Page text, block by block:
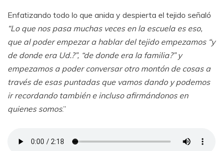
Enfatizando todo lo que anida y despierta el tejido señaló
“Lo que nos pasa muchas veces en la escuela es eso,
que al poder empezar a hablar del tejido empezamos “y
de donde era Ud.?”, “de donde era la familia?” y
empezamos a poder conversar otro montón de cosas a
través de esas puntadas que vamos dando y podemos
ir recordando también e incluso afirmándonos en
quienes somos.”